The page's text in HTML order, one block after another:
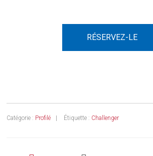
RÉSERVEZ-LE
Catégorie : Profilé Étiquette : Challenger